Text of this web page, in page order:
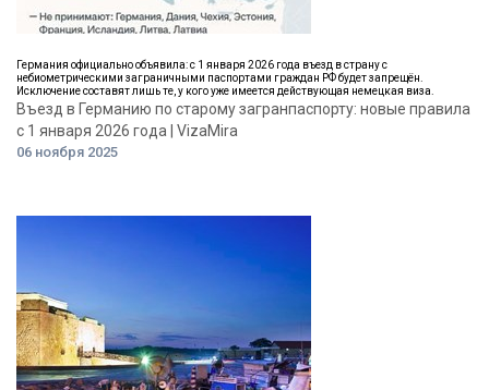
Германия официально объявила: с 1 января 2026 года въезд в страну с
небиометрическими заграничными паспортами граждан РФ будет запрещён.
Исключение составят лишь те, у кого уже имеется действующая немецкая виза.
Въезд в Германию по старому загранпаспорту: новые правила
с 1 января 2026 года | VizaMira
06 ноября 2025